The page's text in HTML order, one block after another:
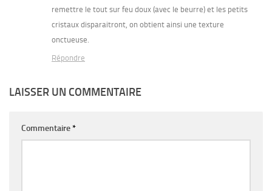
remettre le tout sur feu doux (avec le beurre) et les petits
cristaux disparaitront, on obtient ainsi une texture
onctueuse.
Répondre
LAISSER UN COMMENTAIRE
Commentaire*